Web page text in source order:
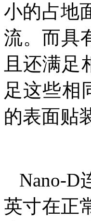
小的占地
流。而具
且还满足
足这些相
的表面贴
Nano-D
英寸在正